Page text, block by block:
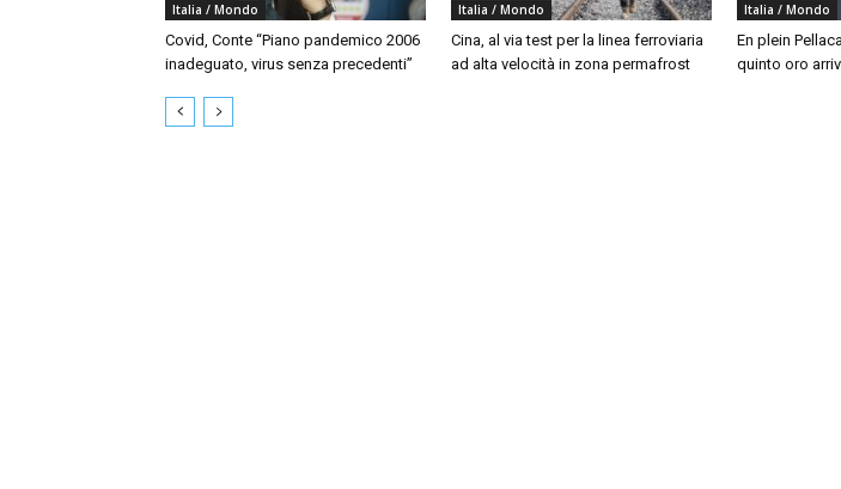
Italia / Mondo
Covid, Conte “Piano pandemico 2006
inadeguato, virus senza precedenti”
Italia / Mondo
Cina, al via test per la linea ferroviaria
ad alta velocità in zona permafrost
Italia / Mondo
En plein
quinto oro